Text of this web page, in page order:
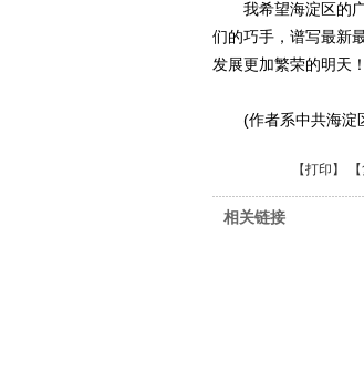
我希望海淀区的广
们的巧手，谱写最新
发展更加繁荣的明天！
(作者系中共海淀
【打印 】 【
相关链接